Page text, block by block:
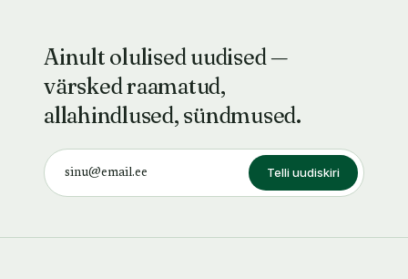
Ainult olulised uudised —
värsked raamatud,
allahindlused, sündmused.
Telli uudiskiri